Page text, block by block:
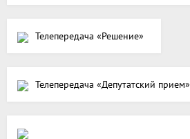
Телепередача «Решение»
Телепередача «Депутатский прием»